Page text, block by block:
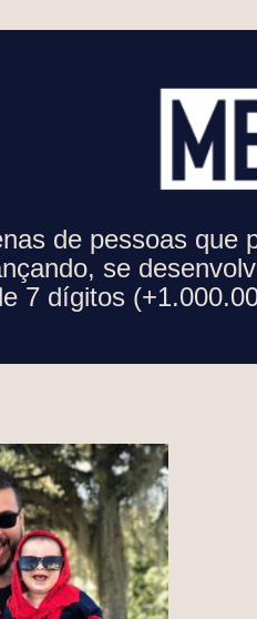
de pessoas que
se
7 dígitos